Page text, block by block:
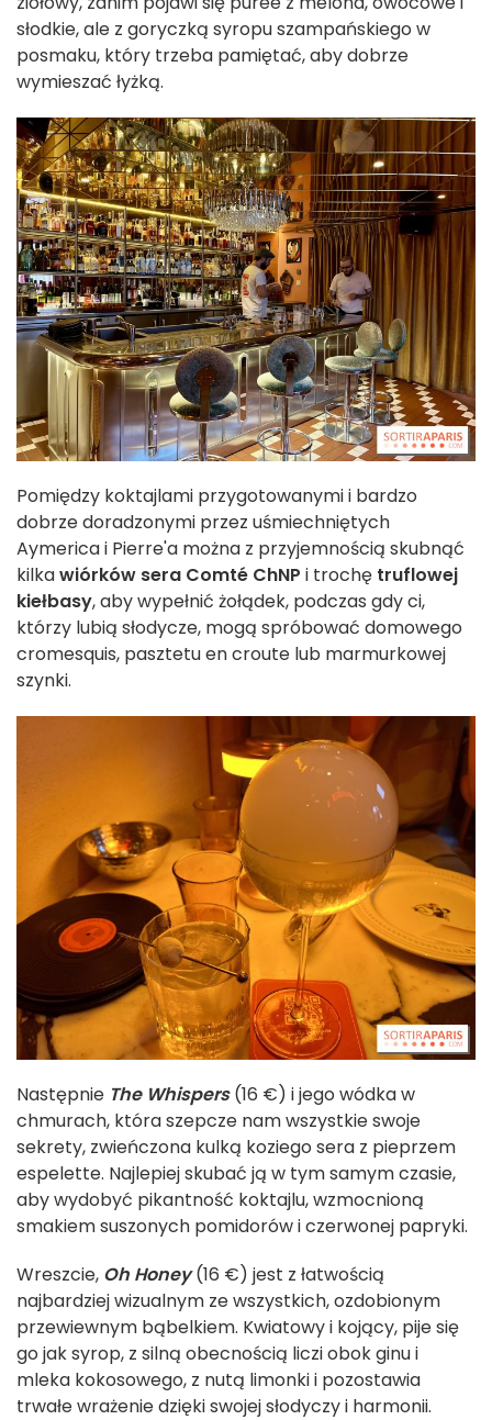
słodkie, ale z goryczką syropu szampańskiego w
posmaku, który trzeba pamiętać, aby dobrze
wymieszać łyżką.
Pomiędzy koktajlami przygotowanymi i bardzo
dobrze doradzonymi przez uśmiechniętych
Aymerica i Pierre'a można z przyjemnością skubnąć
kilkawiórków sera Comté ChNP i trochę truflowej
kiełbasy, aby wypełnić żołądek, podczas gdy ci,
którzy lubią słodycze, mogą spróbować domowego
cromesquis, pasztetu en croute lub marmurkowej
szynki.
Następnie The Whispers(16 €) i jego wódka w
chmurach, która szepcze nam wszystkie swoje
sekrety, zwieńczona kulką koziego sera z pieprzem
espelette. Najlepiej skubać ją w tym samym czasie,
aby wydobyć pikantność koktajlu, wzmocnioną
smakiem suszonych pomidorów i czerwonej papryki.
Wreszcie, Oh Honey(16 €) jest z łatwością
najbardziej wizualnym ze wszystkich, ozdobionym
przewiewnym bąbelkiem. Kwiatowy i kojący, pije się
go jak syrop, z silną obecnością liczi obok ginu i
mleka kokosowego, z nutą limonki i pozostawia
trwałe wrażenie dzięki swojej słodyczy i harmonii.